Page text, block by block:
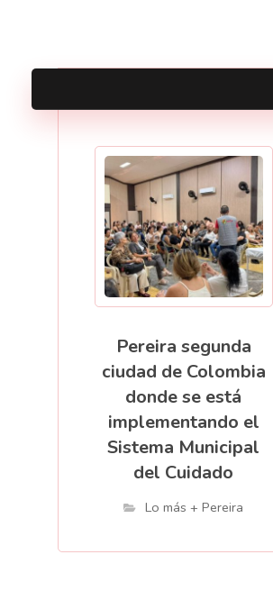
Pereira segunda
ciudad de Colombia
donde se está
implementando el
Sistema Municipal
del Cuidado
Lo más + Pereira